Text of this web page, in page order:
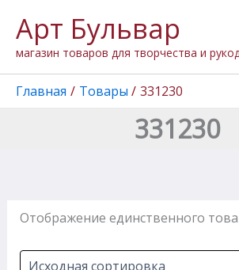
содержимому
Арт Бульвар
магазин товаров для творчества и
Главная Товары 331230
331230
Отображение единственного